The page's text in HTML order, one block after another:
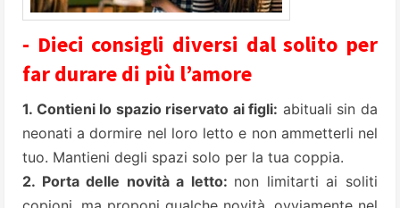
- Dieci consigli diversi dal solito per
far durare di più l’amore
1. Contieni lo spazio riservato ai figli: abituali sin da
neonati a dormire nel loro letto e non ammetterli nel
tuo. Mantieni degli spazi solo per la tua coppia.
2. Porta delle novità a letto: non limitarti ai soliti